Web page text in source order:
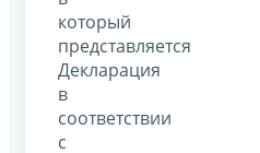
который
представляется
Декларация
в
соответствии
с